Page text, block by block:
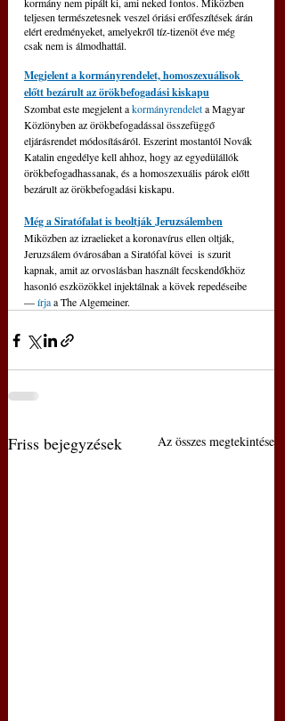
teljesen természetesnek veszel óriási erőfeszítések árán
elért eredményeket, amelyekről tíz-tizenöt éve még
csak nem is álmodhattál.
Megjelent a kormányrendelet, homoszexuálisok
előtt bezárult az örökbefogadási kiskapu
Szombat este megjelent a kormányrendelet a Magyar
Közlönyben az örökbefogadással összefüggő
eljárásrendet módosításáról. Eszerint mostantól Novák
Katalin engedélye kell ahhoz, hogy az egyedülállók
örökbefogadhassanak, és a homoszexuális párok előtt
bezárult az örökbefogadási kiskapu.
Még a Siratófalat is beoltják Jeruzsálemben
Miközben az izraelieket a koronavírus ellen oltják,
Jeruzsálem óvárosában a Siratófal kövei  is szurit
kapnak, amit az orvoslásban használt fecskendőkhöz
hasonló eszközökkel injektálnak a kövek repedéseibe
— írja a The Algemeiner.
Friss bejegyzések Az összes megtekintése